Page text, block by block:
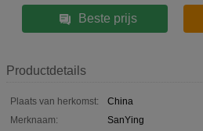
Beste prijs
Productdetails
Plaats van herkomst:
China
Merknaam:
SanYing